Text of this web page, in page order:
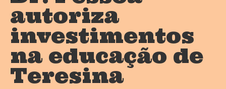
autoriza
investimentos
na educação de
Teresina